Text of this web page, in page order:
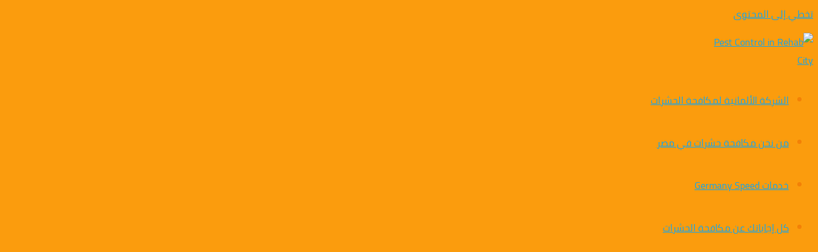
تخطي إلى المحتوى
الشركة الألمانية لمكافحة الحشرات
من نحن مكافحة حشرات في مصر
خدمات Germany Speed
كل إجاباتك عن مكافحة الحشرات